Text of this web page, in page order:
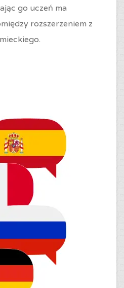
go uczeń ma
rozszerzeniem z